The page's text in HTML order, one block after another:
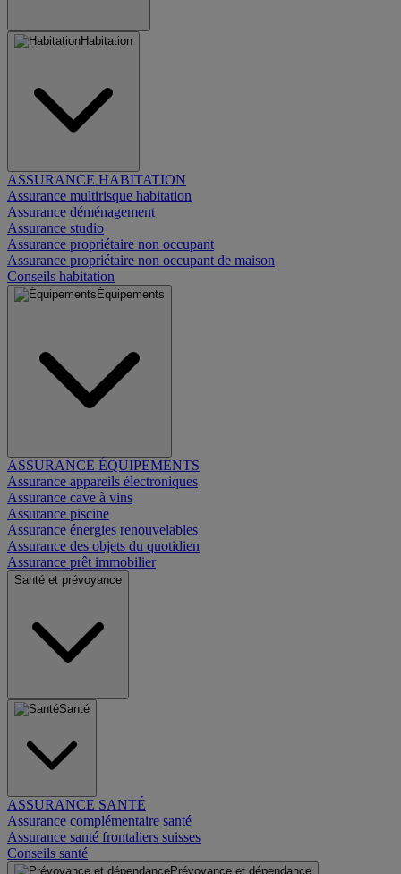
Habitation
ASSURANCE HABITATION
Assurance multirisque habitation
Assurance déménagement
Assurance studio
Assurance propriétaire non occupant
Assurance propriétaire non occupant de maison
Conseils habitation
Équipements
ASSURANCE ÉQUIPEMENTS
Assurance appareils électroniques
Assurance cave à vins
Assurance piscine
Assurance énergies renouvelables
Assurance des objets du quotidien
Assurance prêt immobilier
Santé et prévoyance
Santé
ASSURANCE SANTÉ
Assurance complémentaire santé
Assurance santé frontaliers suisses
Conseils santé
Prévoyance et dépendance